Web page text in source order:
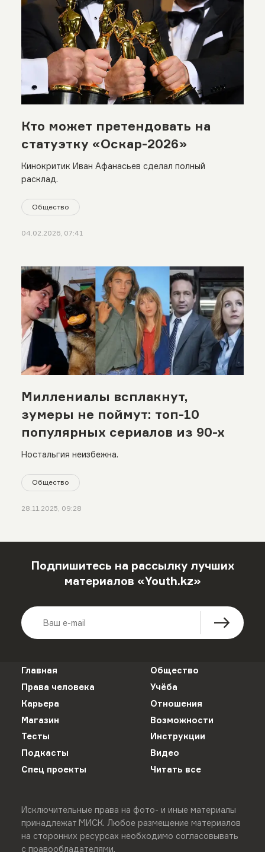
Кто может претендовать на
статуэтку «Оскар-2026»
Кинокритик Иван Афанасьев сделал полный
расклад.
Общество
04.02.2026, 07:41
Миллениалы всплакнут,
зумеры не поймут: топ-10
популярных сериалов из 90-х
Ностальгия неизбежна.
Общество
28.11.2025, 09:28
Подпишитесь на рассылку лучших
материалов «Youth.kz»
Главная
Общество
Права человека
Учёба
Карьера
Отношения
Магазин
Возможности
Тесты
Инструкции
Подкасты
Видео
Спец проекты
Читать все
Исключительные права на фото- и иные материалы
принадлежат МИСК. Любое размещение материалов
на сторонних ресурсах необходимо согласовывать
с правообладателями.